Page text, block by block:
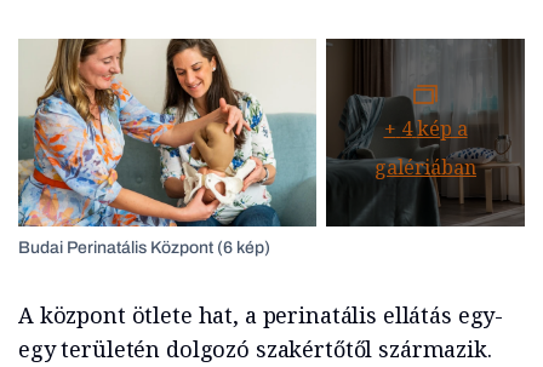
+ 4kép a
galériában
Budai Perinatális Központ (6 kép)
A központ ötlete hat, a perinatális ellátás egy-
egy területén dolgozó szakértőtől származik.